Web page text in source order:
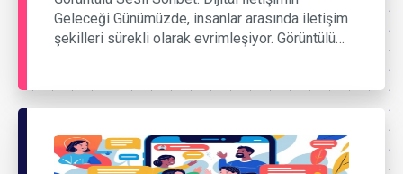
Geleceği Günümüzde, insanlar arasında iletişim
şekilleri sürekli olarak evrimleşiyor. Görüntülü…